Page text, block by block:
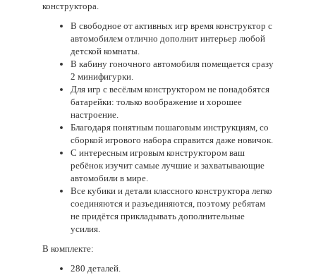
конструктора.
В свободное от активных игр время конструктор с
автомобилем отлично дополнит интерьер любой
детской комнаты.
В кабину гоночного автомобиля помещается сразу
2 минифигурки.
Для игр с весёлым конструктором не понадобятся
батарейки: только воображение и хорошее
настроение.
Благодаря понятным пошаговым инструкциям, со
сборкой игрового набора справится даже новичок.
С интересным игровым конструктором ваш
ребёнок изучит самые лучшие и захватывающие
автомобили в мире.
Все кубики и детали классного конструктора легко
соединяются и разъединяются, поэтому ребятам
не придётся прикладывать дополнительные
усилия.
В комплекте:
280 деталей.